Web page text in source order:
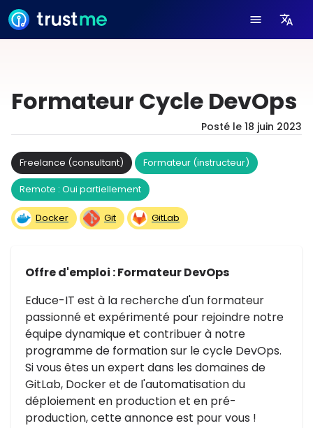
Formateur Cycle DevOps
Posté le 18 juin 2023
Freelance (consultant)
Formateur (instructeur)
Remote : Oui partiellement
Docker Git GitLab
Offre d'emploi : Formateur DevOps
Educe-IT est à la recherche d'un formateur
passionné et expérimenté pour rejoindre notre
équipe dynamique et contribuer à notre
programme de formation sur le cycle DevOps.
Si vous êtes un expert dans les domaines de
GitLab, Docker et de l'automatisation du
déploiement en production et en pré-
production, cette annonce est pour vous !